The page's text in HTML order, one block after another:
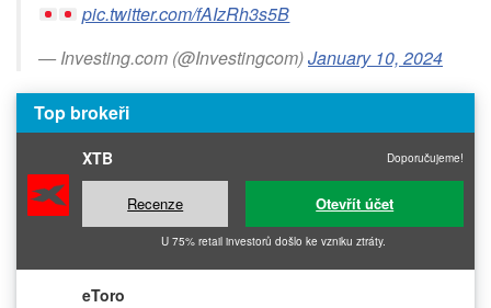
pic.twitter.com/fAIzRh3s5B
— Investing.com (@Investingcom)January 10, 2024
Top brokeři
XTB Doporučujeme!
Recenze Otevřít účet
U 75% retail investorů došlo ke vzniku ztráty.
eToro